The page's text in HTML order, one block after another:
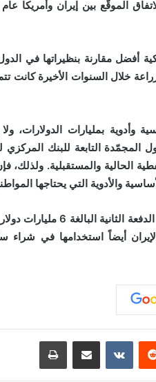
أفضل مقارنة بنظيراتها في
خلال السنوات الأخيرة كانت
بمليارات الدولارات،
التابعة للبنك المركزي
الحالية والمستقبلية. ولذلك،
والأدوية التي يحتاجها
وفي ختام حديثه لتسنيم، قال همتي: إن بقية
أيضاً استخدامها في شراء
مشاركة عبر البريد طباعة